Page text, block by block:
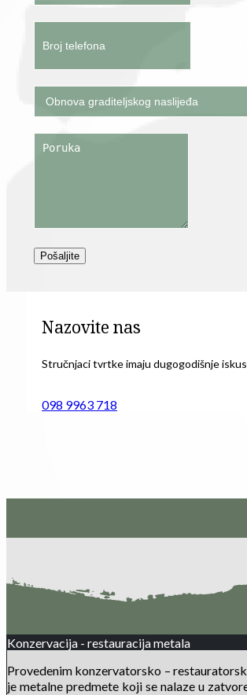
Pošaljite
Nazovite nas
Stručnjaci tvrtke imaju dugogodišnje
098 9963 718
Konzervacija - restauracija metala
Provedenim konzervatorsko –
je metalne predmete koji se nalaze u